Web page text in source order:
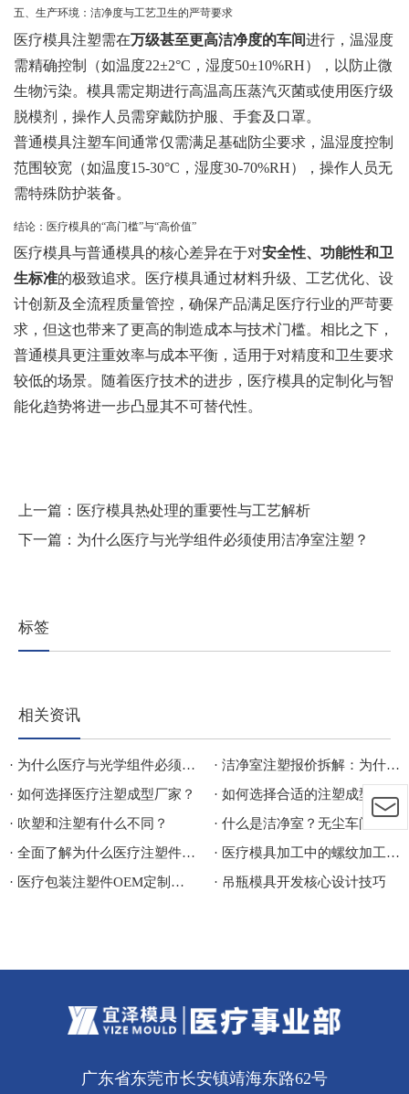
五、生产环境：洁净度与工艺卫生的严苛要求
医疗模具注塑需在万级甚至更高洁净度的车间进行，温湿度
需精确控制（如温度22±2°C，湿度50±10%RH），以防止微
生物污染。模具需定期进行高温高压蒸汽灭菌或使用医疗级
脱模剂，操作人员需穿戴防护服、手套及口罩。
普通模具注塑车间通常仅需满足基础防尘要求，温湿度控制
范围较宽（如温度15-30°C，湿度30-70%RH），操作人员无
需特殊防护装备。
结论：医疗模具的“高门槛”与“高价值”
医疗模具与普通模具的核心差异在于对安全性、功能性和卫
生标准的极致追求。医疗模具通过材料升级、工艺优化、设
计创新及全流程质量管控，确保产品满足医疗行业的严苛要
求，但这也带来了更高的制造成本与技术门槛。相比之下，
普通模具更注重效率与成本平衡，适用于对精度和卫生要求
较低的场景。随着医疗技术的进步，医疗模具的定制化与智
能化趋势将进一步凸显其不可替代性。
上一篇： 医疗模具热处理的重要性与工艺解析
下一篇： 为什么医疗与光学组件必须使用洁净室注塑？
标签
相关资讯
· 为什么医疗与光学组件必须使用洁净室注塑？
· 洁净室注塑报价拆解：为什么两家代工厂的报价相差 30%？
· 如何选择医疗注塑成型厂家？
· 如何选择合适的注塑成型公司？
· 吹塑和注塑有什么不同？
· 全面了解为什么医疗注塑件总出问题？
· 医疗模具加工中的螺纹加工指的是什么呢？
· 医疗包装注塑件OEM定制常见问题与注意事项
· 吊瓶模具开发核心设计技巧
广东省东莞市长安镇靖海东路62号